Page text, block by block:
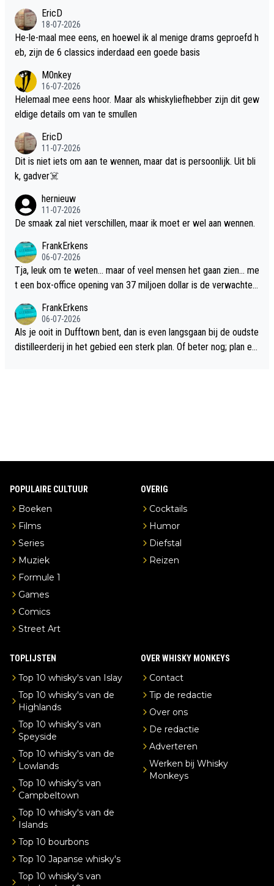
EricD
18-07-2026
He-le-maal mee eens, en hoewel ik al menige drams geproefd h
eb, zijn de 6 classics inderdaad een goede basis
M0nkey
16-07-2026
Helemaal mee eens hoor. Maar als whiskyliefhebber zijn dit gew
eldige details om van te smullen
EricD
11-07-2026
Dit is niet iets om aan te wennen, maar dat is persoonlijk. Uit bli
k, gadver☠️
hernieuw
11-07-2026
De smaak zal niet verschillen, maar ik moet er wel aan wennen.
FrankErkens
06-07-2026
Tja, leuk om te weten... maar of veel mensen het gaan zien... me
t een box-office opening van 37 miljoen dollar is de verwachte
FrankErkens
06-07-2026
Als je ooit in Dufftown bent, dan is even langsgaan bij de oudste
distilleerderij in het gebied een sterk plan. Of beter nog; plan ee
POPULAIRE CULTUUR
Boeken
Films
Series
Muziek
Formule 1
Games
Comics
Street Art
OVERIG
Cocktails
Humor
Diefstal
Reizen
TOPLIJSTEN
Top 10 whisky's van Islay
Top 10 whisky's van de
Highlands
Top 10 whisky's van
Speyside
Top 10 whisky's van de
Lowlands
Top 10 whisky's van
Campbeltown
Top 10 whisky's van de
Islands
Top 10 bourbons
Top 10 Japanse whisky's
Top 10 whisky's van
OVER WHISKY MONKEYS
Contact
Tip de redactie
Over ons
De redactie
Adverteren
Werken bij Whisky
Monkeys